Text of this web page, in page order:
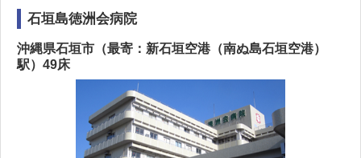
石垣島徳洲会病院
沖縄県石垣市（最寄：新石垣空港（南ぬ島石垣空港）
駅）49床